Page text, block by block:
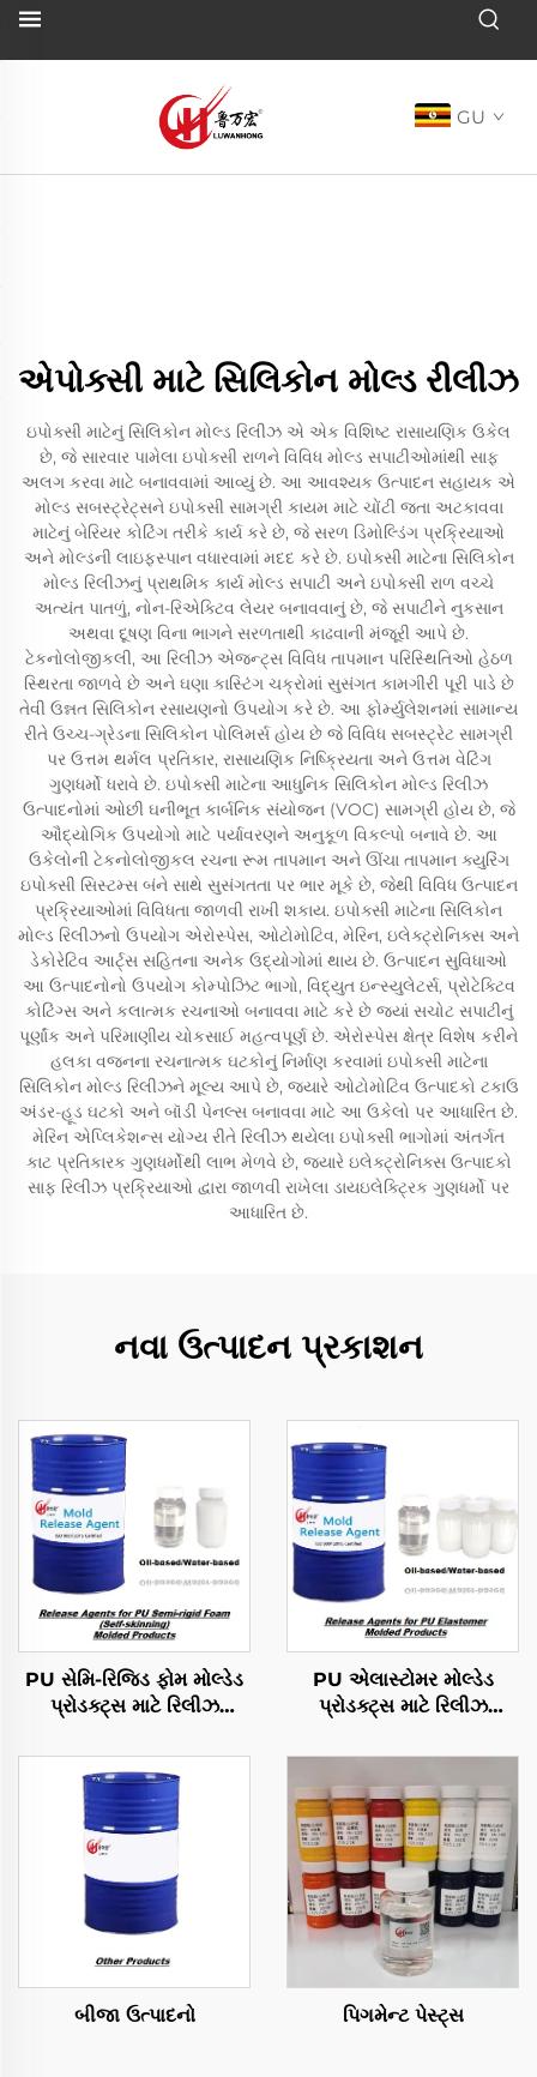
GU
એપોક્સી માટે સિલિકોન મોલ્ડ રીલીઝ
ઇપોક્સી માટેનું સિલિકોન મોલ્ડ રિલીઝ એ એક વિશિષ્ટ રાસાયણિક ઉકેલ
છે, જે સારવાર પામેલા ઇપોક્સી રાળને વિવિધ મોલ્ડ સપાટીઓમાંથી સાફ
અલગ કરવા માટે બનાવવામાં આવ્યું છે. આ આવશ્યક ઉત્પાદન સહાયક એ
મોલ્ડ સબસ્ટ્રેટ્સને ઇપોક્સી સામગ્રી કાયમ માટે ચોંટી જતા અટકાવવા
માટેનું બેરિયર કોટિંગ તરીકે કાર્ય કરે છે, જે સરળ ડિમોલ્ડિંગ પ્રક્રિયાઓ
અને મોલ્ડની લાઇફસ્પાન વધારવામાં મદદ કરે છે. ઇપોક્સી માટેના સિલિકોન
મોલ્ડ રિલીઝનું પ્રાથમિક કાર્ય મોલ્ડ સપાટી અને ઇપોક્સી રાળ વચ્ચે
અત્યંત પાતળું, નોન-રિએક્ટિવ લેયર બનાવવાનું છે, જે સપાટીને નુકસાન
અથવા દૂષણ વિના ભાગને સરળતાથી કાઢવાની મંજૂરી આપે છે.
ટેકનોલોજીકલી, આ રિલીઝ એજન્ટ્સ વિવિધ તાપમાન પરિસ્થિતિઓ હેઠળ
સ્થિરતા જાળવે છે અને ઘણા કાસ્ટિંગ ચક્રોમાં સુસંગત કામગીરી પૂરી પાડે છે
તેવી ઉન્નત સિલિકોન રસાયણનો ઉપયોગ કરે છે. આ ફોર્મ્યુલેશનમાં સામાન્ય
રીતે ઉચ્ચ-ગ્રેડના સિલિકોન પોલિમર્સ હોય છે જે વિવિધ સબસ્ટ્રેટ સામગ્રી
પર ઉત્તમ થર્મલ પ્રતિકાર, રાસાયણિક નિષ્ક્રિયતા અને ઉત્તમ વેટિંગ
ગુણધર્મો ધરાવે છે. ઇપોક્સી માટેના આધુનિક સિલિકોન મોલ્ડ રિલીઝ
ઉત્પાદનોમાં ઓછી ઘનીભૂત કાર્બનિક સંયોજન (VOC) સામગ્રી હોય છે, જે
ઔદ્યોગિક ઉપયોગો માટે પર્યાવરણને અનુકૂળ વિકલ્પો બનાવે છે. આ
ઉકેલોની ટેકનોલોજીકલ રચના રૂમ તાપમાન અને ઊંચા તાપમાન ક્યુરિંગ
ઇપોક્સી સિસ્ટમ્સ બંને સાથે સુસંગતતા પર ભાર મૂકે છે, જેથી વિવિધ ઉત્પાદન
પ્રક્રિયાઓમાં વિવિધતા જાળવી રાખી શકાય. ઇપોક્સી માટેના સિલિકોન
મોલ્ડ રિલીઝનો ઉપયોગ એરોસ્પેસ, ઓટોમોટિવ, મેરિન, ઇલેક્ટ્રોનિક્સ અને
ડેકોરેટિવ આર્ટ્સ સહિતના અનેક ઉદ્યોગોમાં થાય છે. ઉત્પાદન સુવિધાઓ
આ ઉત્પાદનોનો ઉપયોગ કોમ્પોઝિટ ભાગો, વિદ્યુત ઇન્સ્યુલેટર્સ, પ્રોટેક્ટિવ
કોટિંગ્સ અને કલાત્મક રચનાઓ બનાવવા માટે કરે છે જ્યાં સચોટ સપાટીનું
પૂર્ણાંક અને પરિમાણીય ચોકસાઈ મહત્વપૂર્ણ છે. એરોસ્પેસ ક્ષેત્ર વિશેષ કરીને
હલકા વજનના રચનાત્મક ઘટકોનું નિર્માણ કરવામાં ઇપોક્સી માટેના
સિલિકોન મોલ્ડ રિલીઝને મૂલ્ય આપે છે, જ્યારે ઓટોમોટિવ ઉત્પાદકો ટકાઉ
અંડર-હૂડ ઘટકો અને બૉડી પેનલ્સ બનાવવા માટે આ ઉકેલો પર આધારિત છે.
મેરિન એપ્લિકેશન્સ યોગ્ય રીતે રિલીઝ થયેલા ઇપોક્સી ભાગોમાં અંતર્ગત
કાટ પ્રતિકારક ગુણધર્મોથી લાભ મેળવે છે, જ્યારે ઇલેક્ટ્રોનિક્સ ઉત્પાદકો
સાફ રિલીઝ પ્રક્રિયાઓ દ્વારા જાળવી રાખેલા ડાયઇલેક્ટ્રિક ગુણધર્મો પર
આધારિત છે.
નવા ઉત્પાદન પ્રકાશન
PU સેમિ-રિજિડ ફોમ મોલ્ડેડ
પ્રોડક્ટ્સ માટે રિલીઝ
PU એલાસ્ટોમર મોલ્ડેડ
પ્રોડક્ટ્સ માટે રિલીઝ
બીજા ઉત્પાદનો પિગમેન્ટ પેસ્ટ્સ